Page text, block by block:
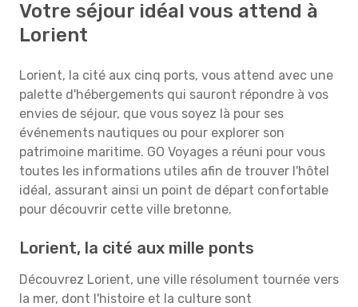
Votre séjour idéal vous attend à
Lorient
Lorient, la cité aux cinq ports, vous attend avec une
palette d'hébergements qui sauront répondre à vos
envies de séjour, que vous soyez là pour ses
événements nautiques ou pour explorer son
patrimoine maritime. GO Voyages a réuni pour vous
toutes les informations utiles afin de trouver l'hôtel
idéal, assurant ainsi un point de départ confortable
pour découvrir cette ville bretonne.
Lorient, la cité aux mille ponts
Découvrez Lorient, une ville résolument tournée vers
la mer, dont l'histoire et la culture sont